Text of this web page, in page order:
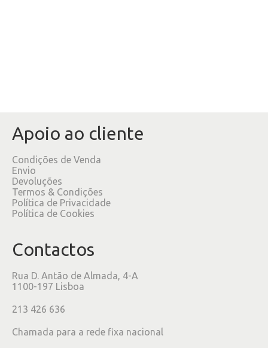
Apoio ao cliente
Condições de Venda
Envio
Devoluções
Termos & Condições
Política de Privacidade
Política de Cookies
Contactos
Rua D. Antão de Almada, 4-A
1100-197 Lisboa
213 426 636
Chamada para a rede fixa nacional